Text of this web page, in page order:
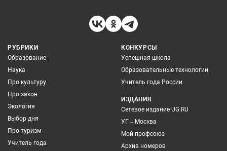
РУБРИКИ
Образование
Наука
Про культуру
Про закон
Экология
Выбор дня
Про туризм
Учитель года
КОНКУРСЫ
Успешная школа
Образовательные технологии
Учитель года России
ИЗДАНИЯ
Сетевое издание UG.RU
УГ – Москва
Мой профсоюз
Архив номеров